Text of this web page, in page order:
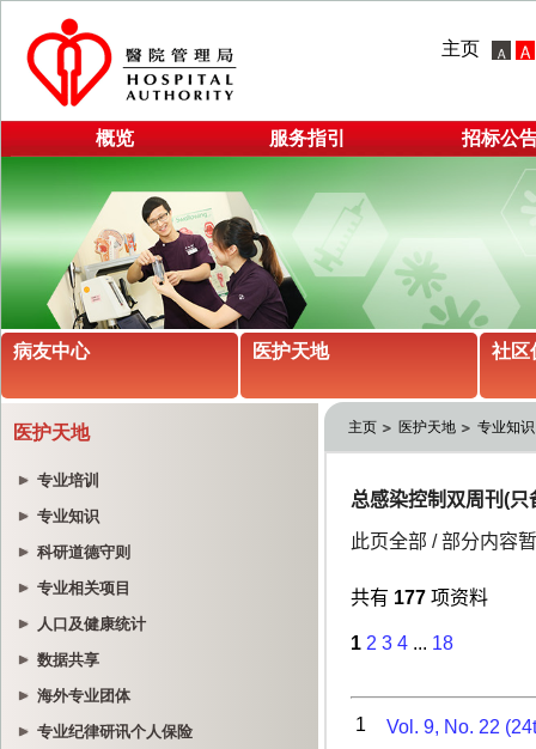
主页
概览 服务指引 招标公
病友中心 医护天地 社区
医护天地
专业培训
专业知识
科研道德守则
专业相关项目
人口及健康统计
数据共享
海外专业团体
专业纪律研讯个人保险
主页 医护天地 专业知识